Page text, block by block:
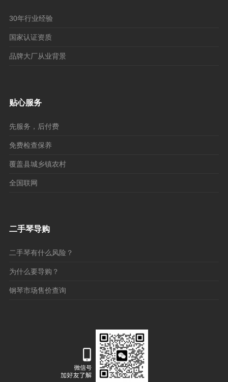
30年行业经验
国家认证资质
品牌大厂从业背景
贴心服务
先服务，后付费
免费检查保养
覆盖县城乡镇农村
全国联网
二手琴导购
二手琴有什么风险？
为什么要导购？
钢琴市场售价查询